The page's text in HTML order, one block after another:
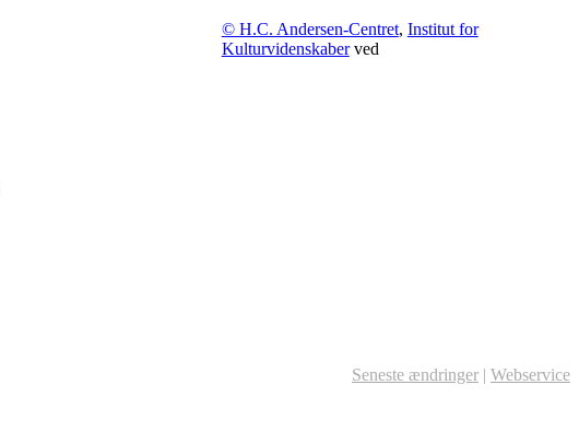
© H.C. Andersen-Centret, Institut for
Kulturvidenskaberved
Seneste ændringer | Webservice